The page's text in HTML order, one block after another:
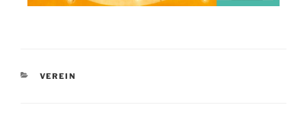
VEREIN